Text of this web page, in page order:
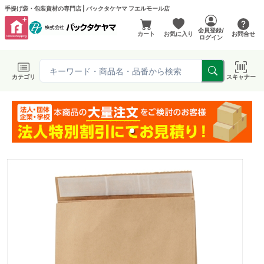
手提げ袋・包装資材の専門店 | パックタケヤマ フエルモール店
カート お気に入り
会員登録/
ログイン
お問合せ
カテゴリ スキャナー